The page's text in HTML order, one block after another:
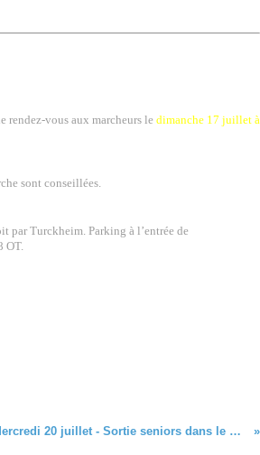
rendez-vous aux marcheurs le dimanche 17 juillet à
sont conseillées.
par Turckheim. Parking à l’entrée de
OT.
Mercredi 20 juillet - Sortie seniors dans le massif du Petit-Ballon